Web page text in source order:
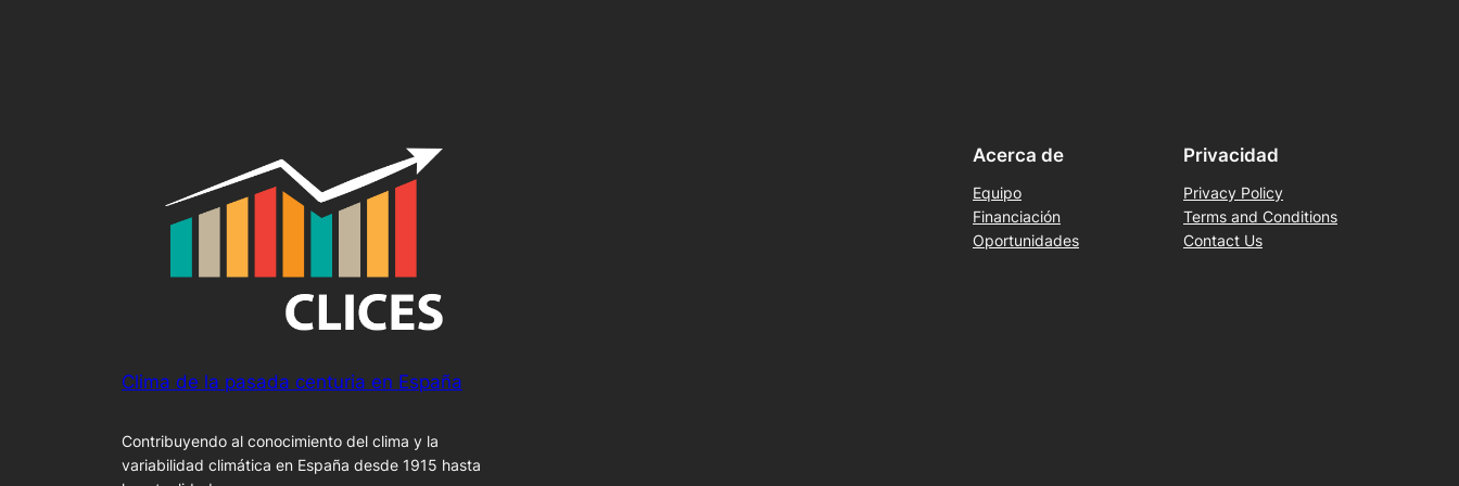
Clima de la pasada centuria en España
Contribuyendo al conocimiento del clima y la
variabilidad climática en España desde 1915 hasta
Acerca de
Equipo
Financiación
Oportunidades
Privacidad
Privacy Policy
Terms and Conditions
Contact Us